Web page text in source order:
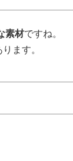
素材ですね。
ます。